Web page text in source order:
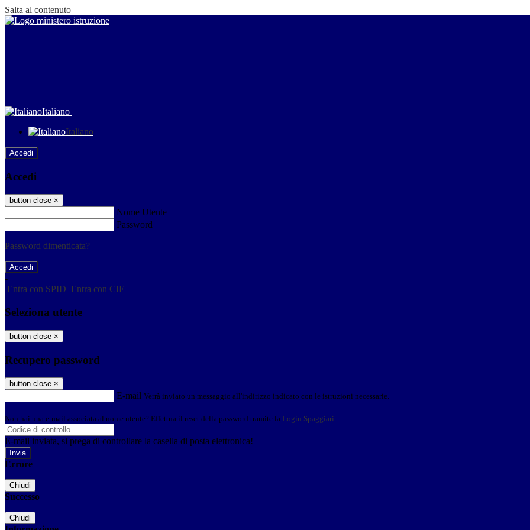
Salta al contenuto
Italiano
Italiano
Accedi
Accedi
button close ×
Nome Utente
Password
Password dimenticata?
-
Entra con SPID Entra con CIE
Seleziona utente
button close ×
Recupero password
button close ×
E-mail Verrà inviato un messaggio all'indirizzo indicato con le istruzioni necessarie.
Non hai una e-mail associata al nome utente? Effettua il reset della password tramite la Login Spaggiari
E-mail inviata, si prega di controllare la casella di posta elettronica!
Errore
Chiudi
Successo
Chiudi